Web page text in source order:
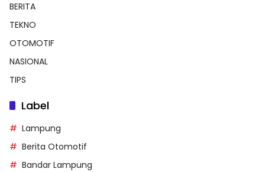
BERITA
TEKNO
OTOMOTIF
NASIONAL
TIPS
Label
Lampung
Berita Otomotif
Bandar Lampung